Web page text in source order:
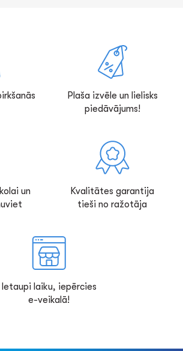
Plaša izvēle un lielisks
piedāvājums!
un
Kvalitātes garantija
tieši no ražotāja
Ietaupi laiku, iepērcies
e-veikalā!